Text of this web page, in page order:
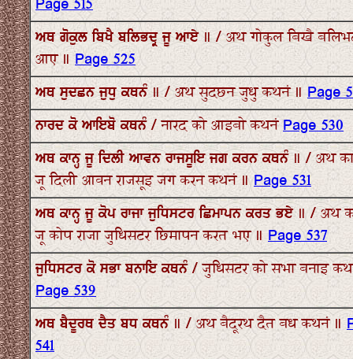
Page 515
ਅਥ ਗੋਕੁਲ ਬਿਖੈ ਬਲਿਭਦ੍ਰ ਜੂ ਆਏ ॥ / अथ गोकुल बिखै
आए ॥Page 525
ਅਥ ਸੁਦਛਨ ਜੁਧੁ ਕਥਨੰ ॥ / अथ सुदछन जुधु कथनं ॥ Page
ਨਾਰਦ ਕੋ ਆਇਬੋ ਕਥਨੰ / नारद को आइबो कथनंPage 530
ਅਥ ਕਾਨ੍ਹ ਜੂ ਦਿਲੀ ਆਵਨ ਰਾਜਸੂਇ ਜਗ ਕਰਨ ਕਥਨੰ ॥ / अथ
जू दिली आवन राजसूइ जग करन कथनं ॥Page 531
ਅਥ ਕਾਨ੍ਹ ਜੂ ਕੋਪ ਰਾਜਾ ਜੁਧਿਸਟਰ ਛਿਮਾਪਨ ਕਰਤ ਭਏ ॥ / अथ
जू कोप राजा जुधिसटर छिमापन करत भए ॥ Page 537
ਜੁਧਿਸਟਰ ਕੋ ਸਭਾ ਬਨਾਇ ਕਥਨੰ / जुधिसटर को सभा बनाइ
Page 539
ਅਥ ਬੈਦੂਰਥ ਦੈਤ ਬਧ ਕਥਨੰ ॥ / अथ बैदूरथ दैत बध कथनं ॥
541